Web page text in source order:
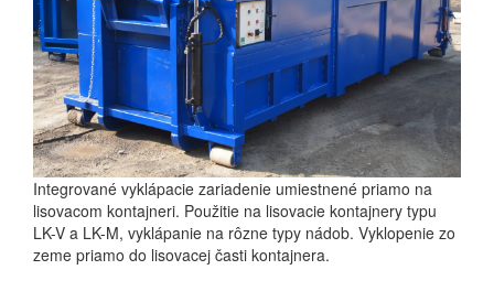
Integrované vyklápacie zariadenie umiestnené priamo na
lisovacom kontajneri. Použitie na lisovacie kontajnery typu
LK-V a LK-M, vyklápanie na rôzne typy nádob. Vyklopenie zo
zeme priamo do lisovacej časti kontajnera.